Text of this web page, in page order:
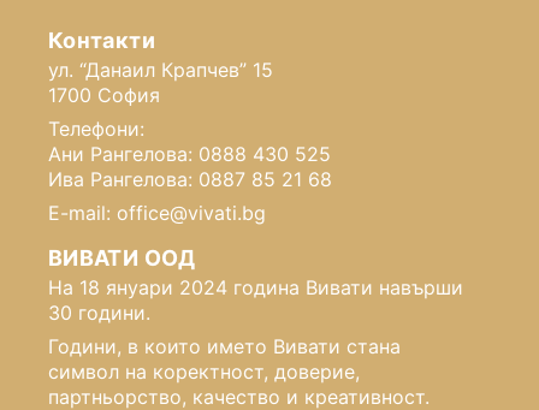
Контакти
ул. “Данаил Крапчев” 15
1700 София
Телефони:
Ани Рангелова: 0888 430 525
Ива Рангелова: 0887 85 21 68
E-mail: office@vivati.bg
ВИВАТИ ООД
На 18 януари 2024 година Вивати навърши
30 години.
Години, в които името Вивати стана
символ на коректност, доверие,
партньорство, качество и креативност.